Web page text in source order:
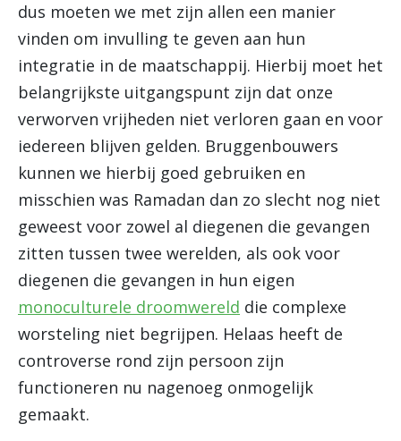
dus moeten we met zijn allen een manier
vinden om invulling te geven aan hun
integratie in de maatschappij. Hierbij moet het
belangrijkste uitgangspunt zijn dat onze
verworven vrijheden niet verloren gaan en voor
iedereen blijven gelden. Bruggenbouwers
kunnen we hierbij goed gebruiken en
misschien was Ramadan dan zo slecht nog niet
geweest voor zowel al diegenen die gevangen
zitten tussen twee werelden, als ook voor
diegenen die gevangen in hun eigen
monoculturele droomwereld die complexe
worsteling niet begrijpen. Helaas heeft de
controverse rond zijn persoon zijn
functioneren nu nagenoeg onmogelijk
gemaakt.